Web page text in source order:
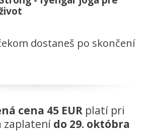
dostaneš po skončení
cena 45 EUR platí pri
zaplatení do 29. októbra